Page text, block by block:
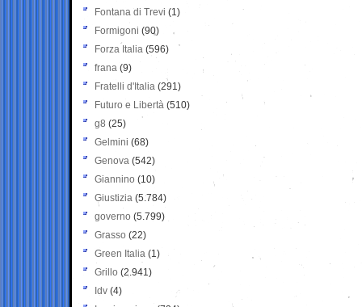
Fontana di Trevi (1)
Formigoni (90)
Forza Italia (596)
frana (9)
Fratelli d'Italia (291)
Futuro e Libertà (510)
g8 (25)
Gelmini (68)
Genova (542)
Giannino (10)
Giustizia (5.784)
governo (5.799)
Grasso (22)
Green Italia (1)
Grillo (2.941)
Idv (4)